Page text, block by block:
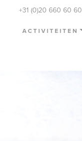
+31 (0)20 660 60 60
ACTIVITEITEN